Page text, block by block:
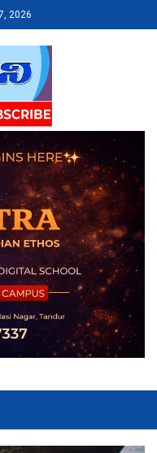
2026